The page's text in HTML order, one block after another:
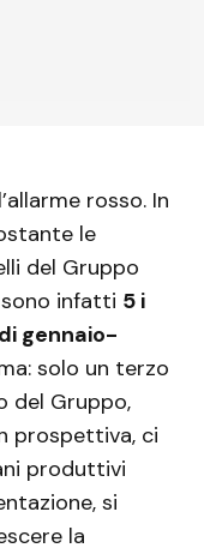
rosso. In
le
del Gruppo
infatti 5 i
gennaio-
solo un terzo
del Gruppo,
prospettiva, ci
produttivi
si
la